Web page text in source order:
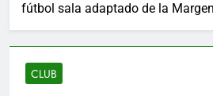
fútbol sala adaptado de la
CLUB